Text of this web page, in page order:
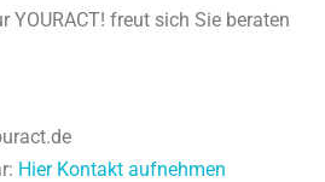
YOURACT! freut sich Sie beraten
Hier Kontakt aufnehmen